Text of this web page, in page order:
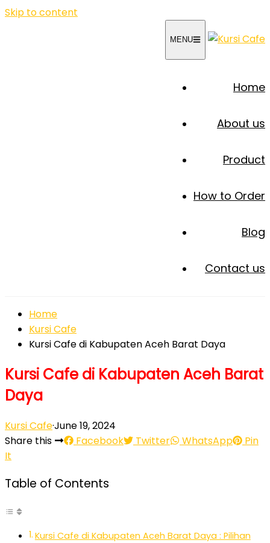
Skip to content
MENU
Home
About us
Product
How to Order
Blog
Contact us
Home
Kursi Cafe
Kursi Cafe di Kabupaten Aceh Barat Daya
Kursi Cafe di Kabupaten Aceh Barat
Daya
Kursi Cafe·June 19, 2024
Share this
Facebook Twitter WhatsApp
Pin
It
Table of Contents
Kursi Cafe di Kabupaten Aceh Barat Daya : Pilihan